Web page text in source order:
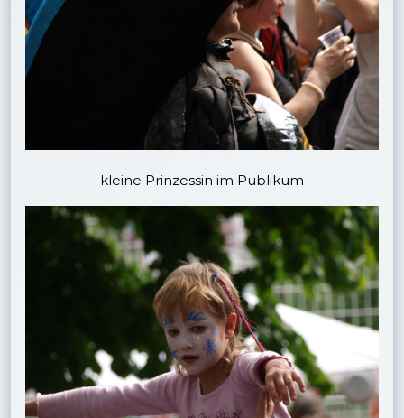
kleine Prinzessin im Publikum